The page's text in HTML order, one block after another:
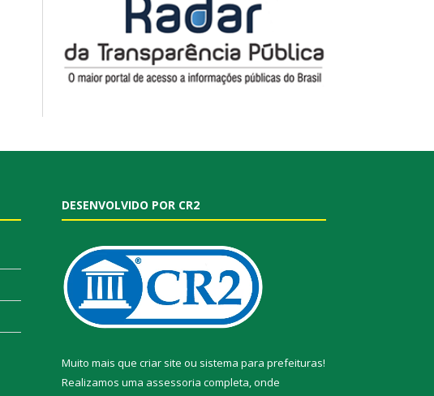
DESENVOLVIDO POR CR2
Muito mais que criar site ou sistema para prefeituras!
Realizamos uma assessoria completa, onde